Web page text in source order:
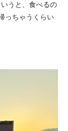
うと、食べるの
っちゃうくらい